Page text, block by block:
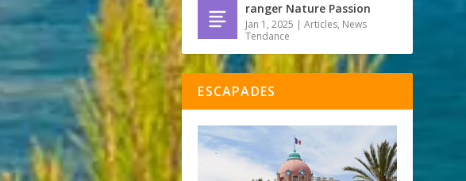
ranger Nature Passion
Jan 1, 2025 |Articles, News
Tendance
ESCAPADES